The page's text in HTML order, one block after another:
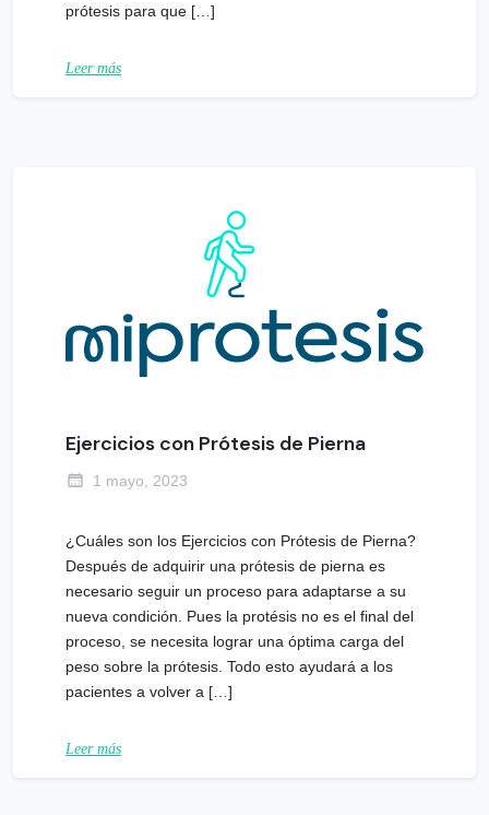
prótesis para que […]
Leer más
Ejercicios con Prótesis de Pierna
1 mayo, 2023
¿Cuáles son los Ejercicios con Prótesis de Pierna?
Después de adquirir una prótesis de pierna es
necesario seguir un proceso para adaptarse a su
nueva condición. Pues la protésis no es el final del
proceso, se necesita lograr una óptima carga del
peso sobre la prótesis. Todo esto ayudará a los
pacientes a volver a […]
Leer más